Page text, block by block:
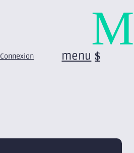
Connexion menu
M